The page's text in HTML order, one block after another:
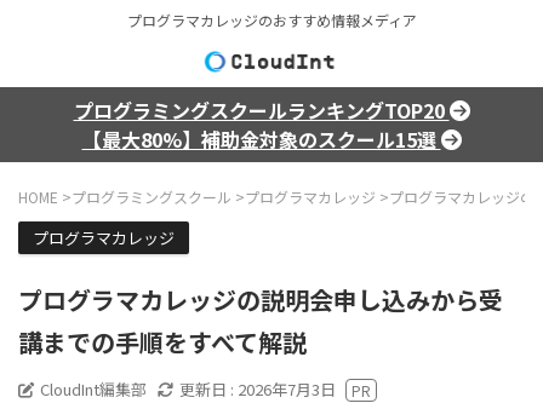
プログラマカレッジのおすすめ情報メディア
プログラミングスクールランキングTOP20
【最大80%】補助金対象のスクール15選
HOME >プログラミングスクール >プログラマカレッジ >プログラマカレッジの
プログラマカレッジ
プログラマカレッジの説明会申し込みから受
講までの手順をすべて解説
CloudInt編集部 更新日 : 2026年7月3日